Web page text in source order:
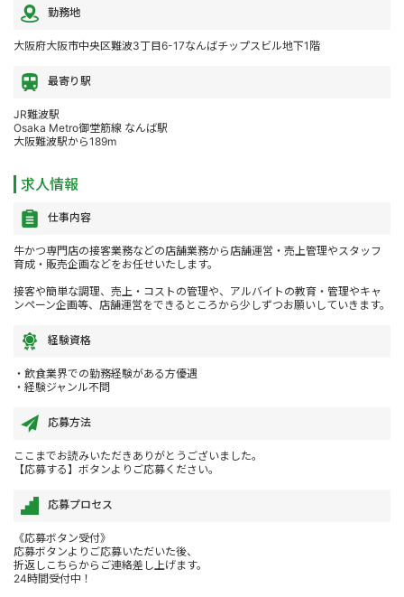
勤務地
大阪府大阪市中央区難波3丁目6-17なんばチップスビル地下1階
最寄り駅
JR難波駅
Osaka Metro御堂筋線 なんば駅
大阪難波駅から189m
求人情報
仕事内容
牛かつ専門店の接客業務などの店舗業務から店舗運営・売上管理やスタッフ
育成・販売企画などをお任せいたします。
接客や簡単な調理、売上・コストの管理や、アルバイトの教育・管理やキャ
ンペーン企画等、店舗運営をできるところから少しずつお願いしていきます。
経験資格
・飲食業界での勤務経験がある方優遇
・経験ジャンル不問
応募方法
ここまでお読みいただきありがとうございました。
【応募する】ボタンよりご応募ください。
応募プロセス
《応募ボタン受付》
応募ボタンよりご応募いただいた後、
折返しこちらからご連絡差し上げます。
24時間受付中！